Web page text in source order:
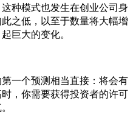
种模式也发生在创业公司身
之低，以至于数量将大幅增
巨大的变化。
一个预测相当直接：将会有
，你需要获得投资者的许可